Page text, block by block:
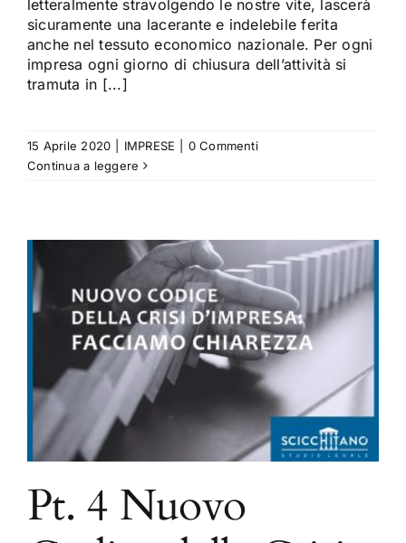
letteralmente stravolgendo le nostre vite, lascerà
sicuramente una lacerante e indelebile ferita
anche nel tessuto economico nazionale. Per ogni
impresa ogni giorno di chiusura dell’attività si
tramuta in [...]
15 Aprile 2020 IMPRESE
0 Commenti
Continua a leggere
Pt. 4 Nuovo